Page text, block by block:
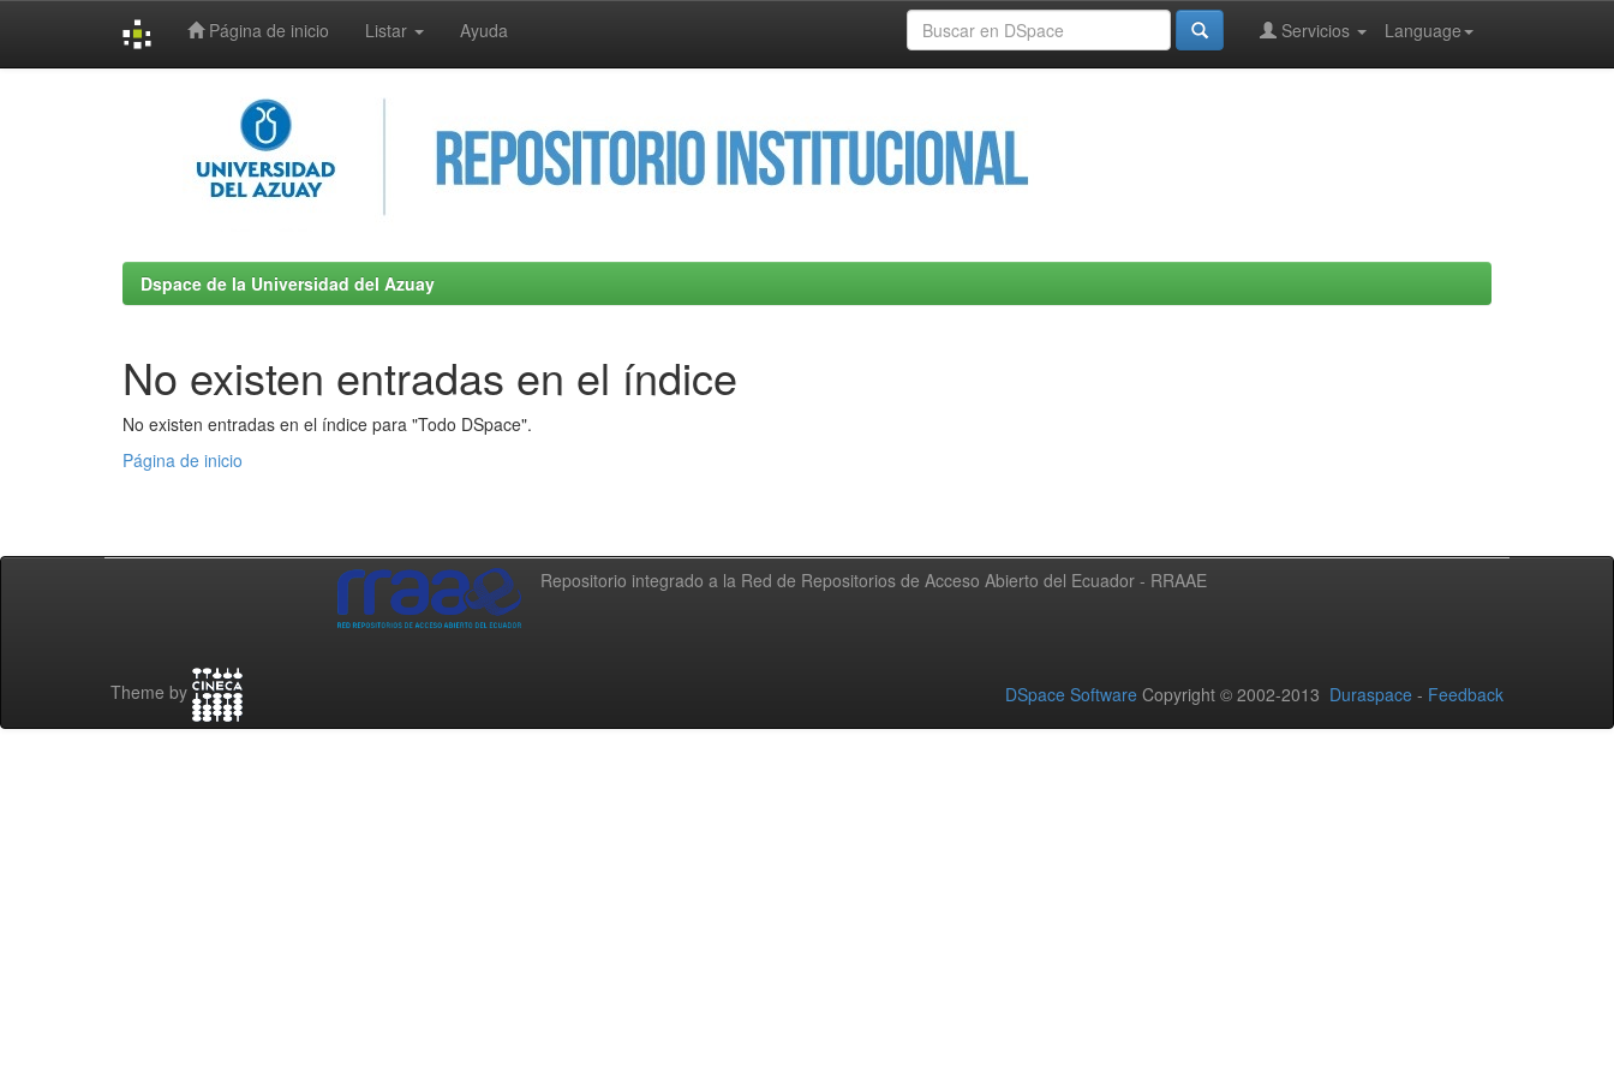
Página de inicio Listar Ayuda Language
Servicios
Dspace de la Universidad del Azuay
No existen entradas en el índice
No existen entradas en el índice para "Todo DSpace".
Página de inicio
Repositorio integrado a la Red de Repositorios de Acceso Abierto del Ecuador - RRAAE
Theme by DSpace Software Copyright © 2002-2013 Duraspace - Feedback